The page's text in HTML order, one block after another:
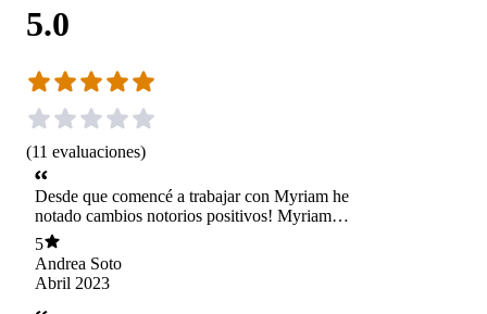
5.0
(11 evaluaciones)
Desde que comencé a trabajar con Myriam he
notado cambios notorios positivos! Myriam
explica todas las razones de porque está
ofreciendo la dieta y cuales son los efectos y
causas de mi plan de nutrición. Me siento muy
afortunada de haberla conocido y poder trabajar
5
Andrea Soto
Abril 2023